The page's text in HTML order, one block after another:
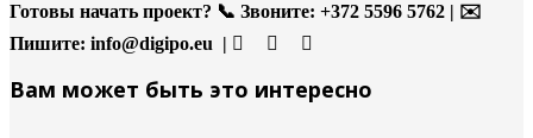
Готовы начать проект? 📞 Звоните: +372 5596 5762 | ✉️
Пишите: info@digipo.eu |
Вам может быть это интересно